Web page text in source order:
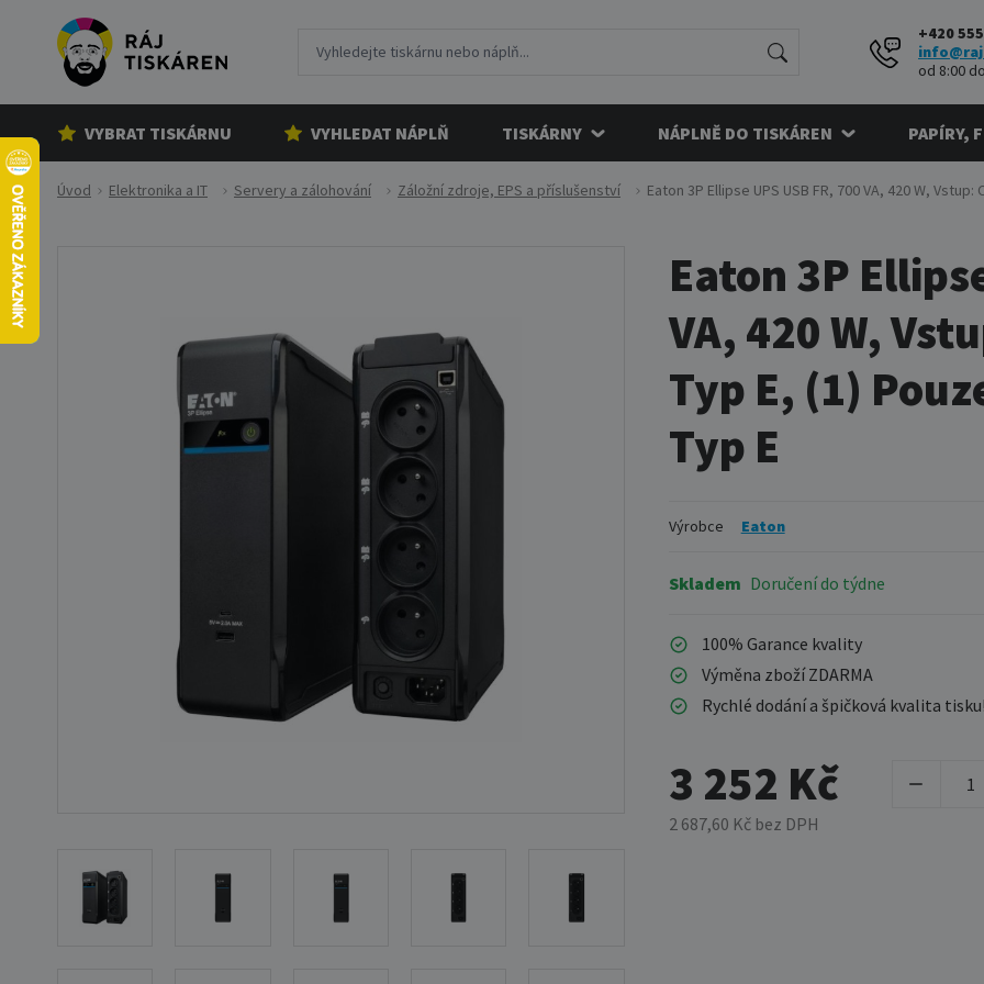
+420
od 8:00
VYBRAT TISKÁRNU VYHLEDAT NÁPLŇ TISKÁRNY NÁPLNĚ DO TISKÁREN PAPÍRY,
Úvod Elektronika a IT Servery a zálohování Záložní zdroje, EPS a příslušenství Eaton 3P Ellipse UPS USB FR, 700 VA, 420 W,
Eaton 3P
VA, 420 W,
Typ E, (1)
Typ E
Výrobce Eaton
Skladem Doručení do týdne
100% Garance kvality
Výměna zboží ZDARMA
Rychlé dodání a špičková kvalita tisku!
3 252 Kč
2 687,60 Kč bez DPH